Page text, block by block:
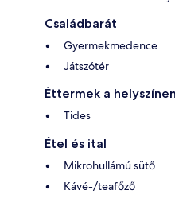
Családbarát
Gyermekmedence
Játszótér
Éttermek a helyszínen
Tides
Étel és ital
Mikrohullámú sütő
Kávé-/teafőző